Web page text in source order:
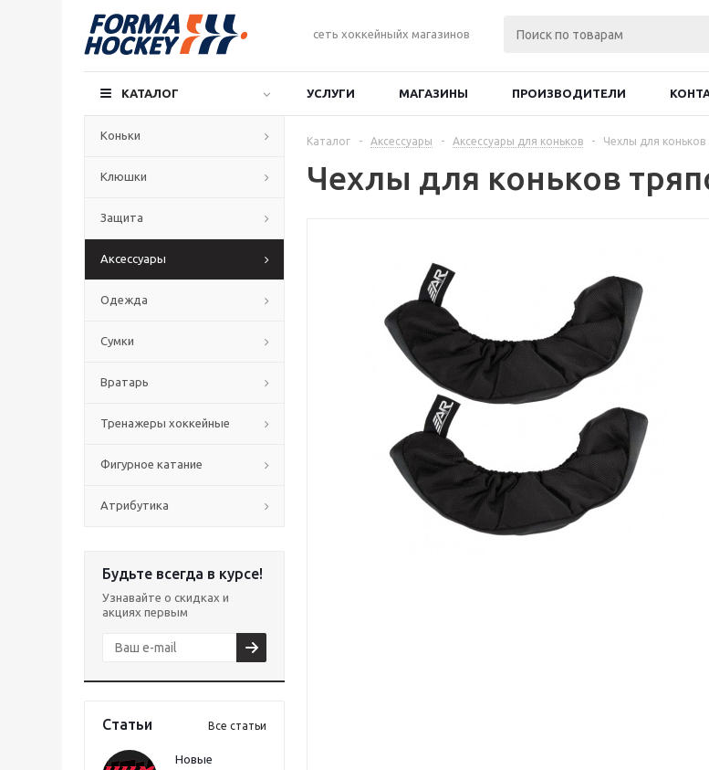
сеть хоккейныйх магазинов
КАТАЛОГ УСЛУГИ МАГАЗИНЫ ПРОИЗВОДИТЕЛИ
Коньки
Клюшки
Защита
Аксессуары
Одежда
Сумки
Вратарь
Тренажеры хоккейные
Фигурное катание
Атрибутика
Будьте всегда в курсе!
Узнавайте о скидках и
акциях первым
Статьи Все статьи
Новые
Каталог - Аксессуары - Аксессуары для коньков - Чехлы для
Чехлы для коньков